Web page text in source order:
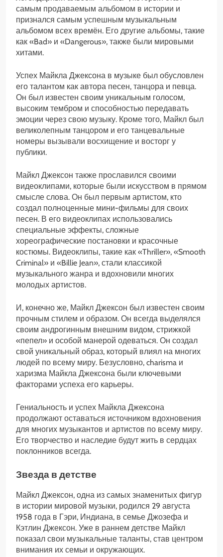
самым продаваемым альбомом в истории и
признался самым успешным музыкальным
альбомом всех времён. Его другие альбомы, такие
как «Bad» и «Dangerous», также были мировыми
хитами.
Успех Майкла Джексона в музыке был обусловлен
его талантом как автора песен, танцора и певца.
Он был известен своим уникальным голосом,
высоким тембром и способностью передавать
эмоции через свою музыку. Кроме того, Майкл был
великолепным танцором и его танцевальные
номеры вызывали восхищение и восторг у
публики.
Майкл Джексон также прославился своими
видеоклипами, которые были искусством в прямом
смысле слова. Он был первым артистом, кто
создал полноценные мини-фильмы для своих
песен. В его видеоклипах использовались
специальные эффекты, сложные
хореографические постановки и красочные
костюмы. Видеоклипы, такие как «Thriller», «Smooth
Criminal» и «Billie Jean», стали классикой
музыкального жанра и вдохновили многих
молодых артистов.
И, конечно же, Майкл Джексон был известен своим
прочным стилем и образом. Он всегда выделялся
своим андрогинным внешним видом, стрижкой
«пепел» и особой манерой одеваться. Он создал
свой уникальный образ, который влиял на многих
людей по всему миру. Безусловно, charisma и
харизма Майкла Джексона были ключевыми
факторами успеха его карьеры.
Гениальность и успех Майкла Джексона
продолжают оставаться источником вдохновения
для многих музыкантов и артистов по всему миру.
Его творчество и наследие будут жить в сердцах
поклонников всегда.
Звезда в детстве
Майкл Джексон, одна из самых знаменитых фигур
в истории мировой музыки, родился 29 августа
1958 года в Гэри, Индиана, в семье Джозефа и
Кэтлин Джексон. Уже в раннем детстве Майкл
показал свои музыкальные таланты, став центром
внимания их семьи и окружающих.